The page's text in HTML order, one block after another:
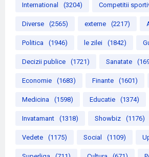
International (3204) Competitii
Diverse (2565) externe (2217)
Politica (1946) le zilei (1842)
Decizii publice (1721) Sanatate
Economie (1683) Finante (1601)
Medicina (1598) Educatie (1374)
Invatamant (1318) Showbiz (1176)
Vedete (1175) Social (1109)